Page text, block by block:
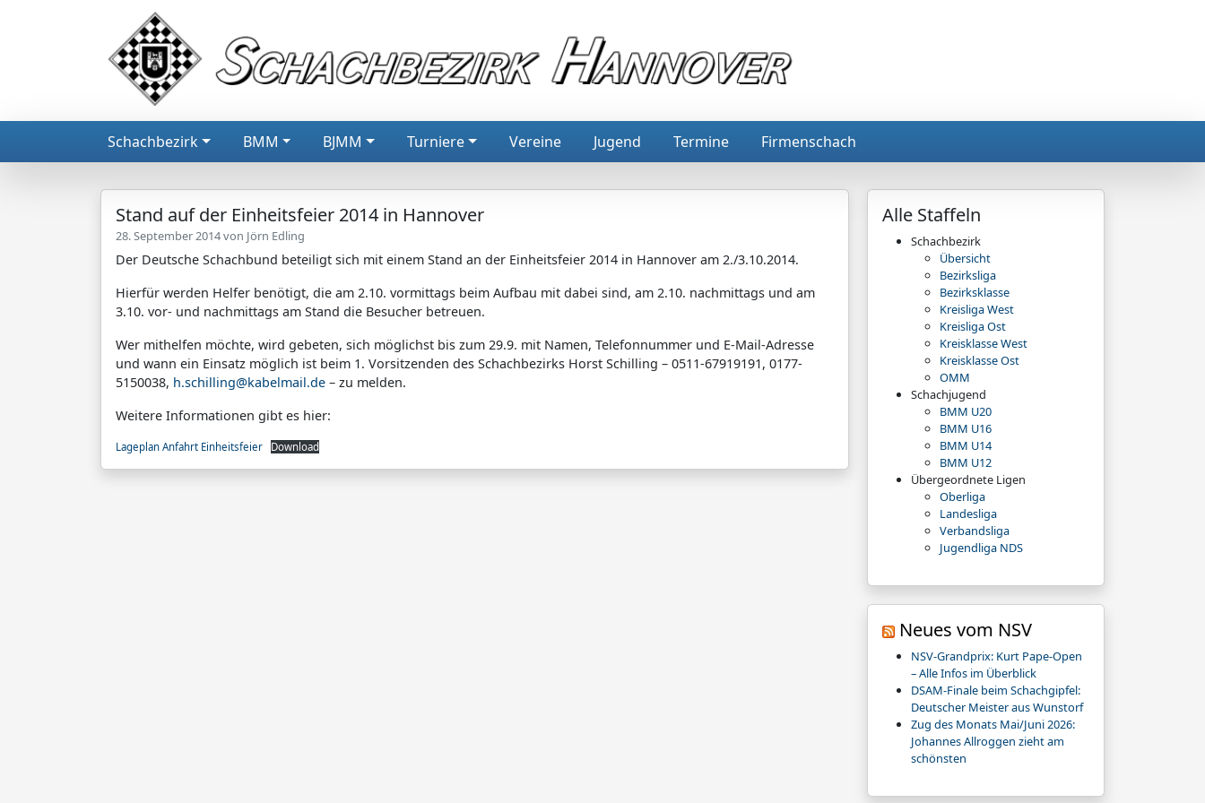
Schachbezirk BMM BJMM Turniere Vereine Jugend Termine Firmenschach
Stand auf der Einheitsfeier 2014 in Hannover
28. September 2014 von Jörn Edling
Der Deutsche Schachbund beteiligt sich mit einem Stand an der Einheitsfeier 2014 in Hannover am 2./3.10.2014.
Hierfür werden Helfer benötigt, die am 2.10. vormittags beim Aufbau mit dabei sind, am 2.10. nachmittags und am
3.10. vor- und nachmittags am Stand die Besucher betreuen.
Wer mithelfen möchte, wird gebeten, sich möglichst bis zum 29.9. mit Namen, Telefonnummer und E-Mail-Adresse
und wann ein Einsatz möglich ist beim 1. Vorsitzenden des Schachbezirks Horst Schilling – 0511-67919191, 0177-
5150038, h.schilling@kabelmail.de – zu melden.
Weitere Informationen gibt es hier:
Lageplan Anfahrt Einheitsfeier Download
Alle Staffeln
Schachbezirk
Übersicht
Bezirksliga
Bezirksklasse
Kreisliga West
Kreisliga Ost
Kreisklasse West
Kreisklasse Ost
OMM
Schachjugend
BMM U20
BMM U16
BMM U14
BMM U12
Übergeordnete Ligen
Oberliga
Landesliga
Verbandsliga
Jugendliga NDS
Neues vom NSV
NSV-Grandprix: Kurt Pape-Open
– Alle Infos im Überblick
DSAM-Finale beim Schachgipfel:
Deutscher Meister aus Wunstorf
Zug des Monats Mai/Juni 2026:
Johannes Allroggen zieht am
schönsten